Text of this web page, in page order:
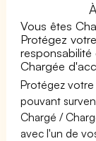
Vous êtes
Protégez
Chargée
Protégez votre
pouvant
Chargé /
avec l'un de